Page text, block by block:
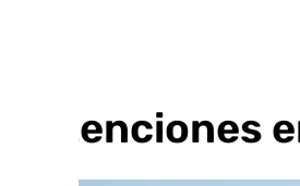
Retenciones